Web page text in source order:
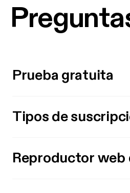
Prueba gratuita
Tipos de
Reproductor web